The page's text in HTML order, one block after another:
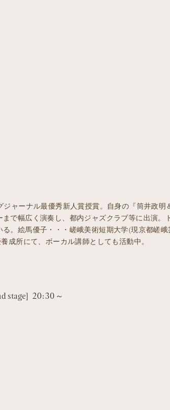
ャーナル最優秀新人賞授賞。自身の『筒井政明
で幅広く演奏し、都内ジャズクラブ等に出演。
。絵馬優子・・・嵯峨美術短期大学(現京都嵯
成所にて、ボーカル講師としても活動中。
stage] 20:30～